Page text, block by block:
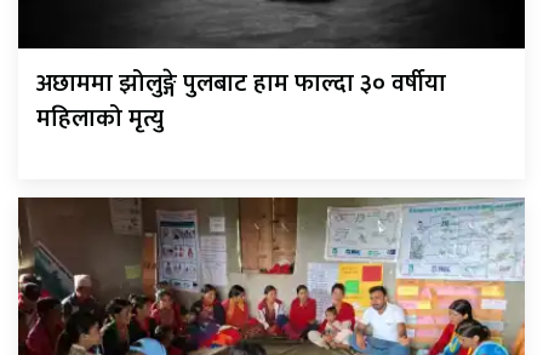
अछाममा झोलुङ्गे पुलबाट हाम फाल्दा ३० वर्षीया
महिलाको मृत्यु